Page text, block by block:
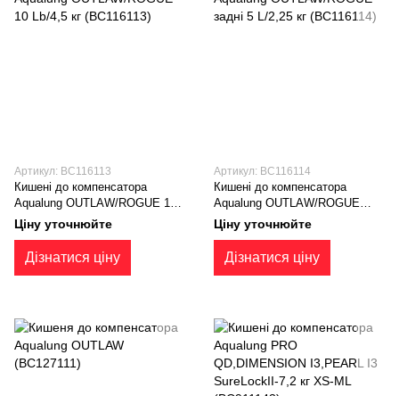
Артикул: BC116113
Кишені до компенсатора
Aqualung OUTLAW/ROGUE 10
Lb/4,5 кг (BC116113)
Ціну уточнюйте
Дізнатися ціну
Артикул: BC116114
Кишені до компенсатора
Aqualung OUTLAW/ROGUE
задні 5 L/2,25 кг (BC116114)
Ціну уточнюйте
Дізнатися ціну